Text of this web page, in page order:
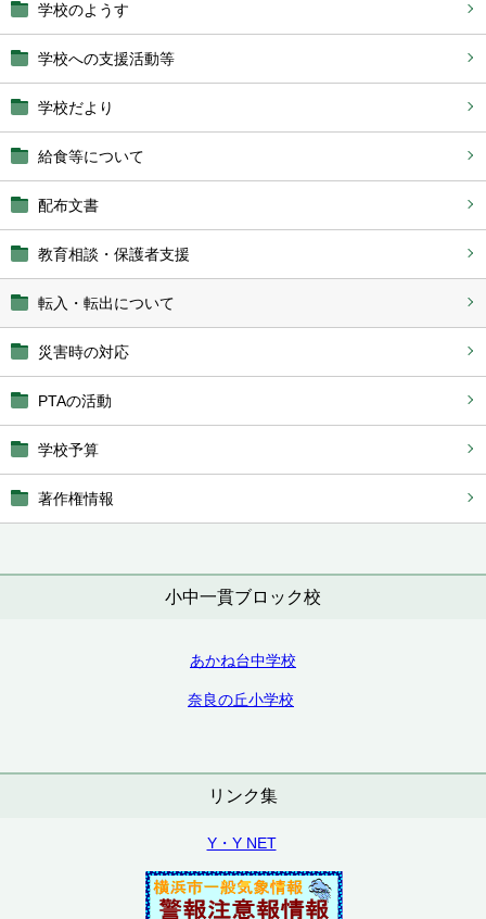
学校のようす
学校への支援活動等
学校だより
給食等について
配布文書
教育相談・保護者支援
転入・転出について
災害時の対応
PTAの活動
学校予算
著作権情報
小中一貫ブロック校
あかね台中学校
奈良の丘小学校
リンク集
Y・Y NET